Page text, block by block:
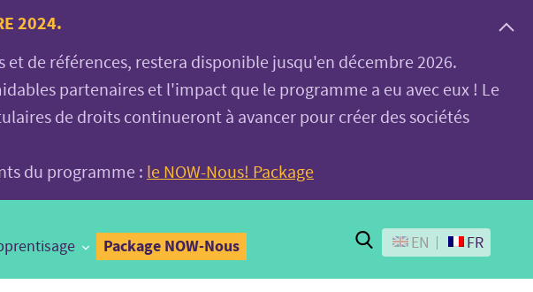
2024.
de références, restera disponible jusqu'en décembre 2026.
partenaires et l'impact que le programme a eu avec eux ! Le
de droits continueront à avancer pour créer des sociétés
du programme : le NOW-Nous! Package
Package NOW-Nous Search
EN FR